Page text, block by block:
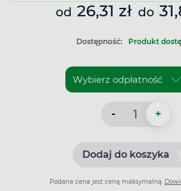
od 26,31 zł do
Dostępność: Produkt
- +
Dodaj do koszyka
Dodaj
Podana cena jest ceną maksymalną.